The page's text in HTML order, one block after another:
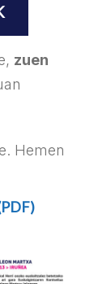
zuen
Hemen